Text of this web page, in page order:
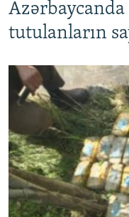
tutulanların